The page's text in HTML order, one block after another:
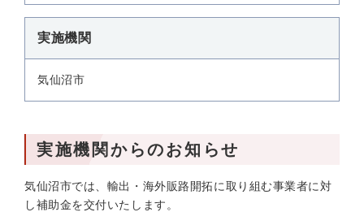
実施機関
気仙沼市
実施機関からのお知らせ
気仙沼市では、輸出・海外販路開拓に取り組む事業者に対
し補助金を交付いたします。